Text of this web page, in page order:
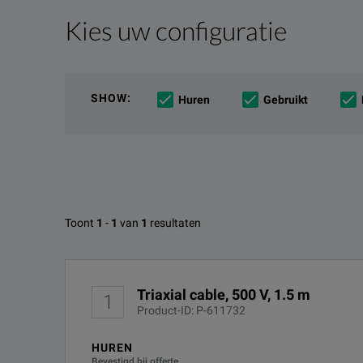
Kies uw configuratie
SHOW: Huren Gebruikt
Beschikbare opties voor
Toont 1 - 1 van 1 resultaten
1 Triaxial cable, 500 V, 1.5 m
Product-ID: P-611732
HUREN
Productoverzicht
If you would like to know more, pleaseget in touch
Bronnen